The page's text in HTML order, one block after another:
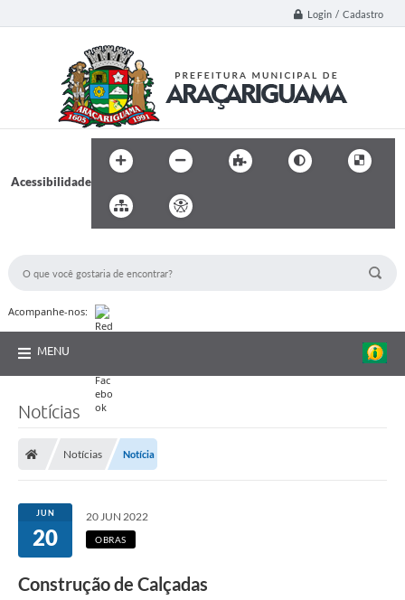
Login / Cadastro
Acessibilidade
Acompanhe-nos:
MENU
Notícias
Notícias Notícia
JUN
20
20 JUN 2022
OBRAS
Construção de Calçadas